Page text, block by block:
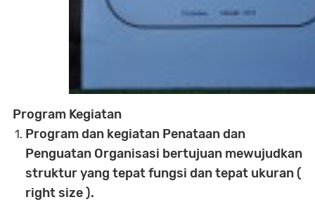
Program Kegiatan
Program dan kegiatan Penataan dan
Penguatan Organisasi bertujuan mewujudkan
struktur yang tepat fungsi dan tepat ukuran (
right size ).